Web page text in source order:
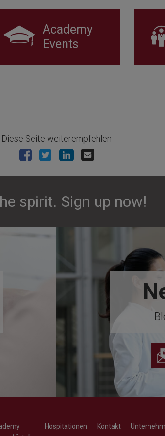
Academy
Events
Diese Seite weiterempfehlen
spirit. Sign up now!
Hospitationen Kontakt